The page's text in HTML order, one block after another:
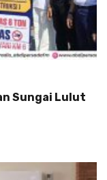
Sungai Lulut